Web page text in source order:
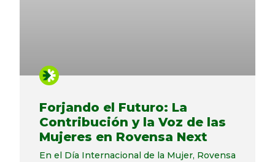
Forjando el Futuro: La
Contribución y la Voz de las
Mujeres en Rovensa Next
En el Día Internacional de la Mujer, Rovensa